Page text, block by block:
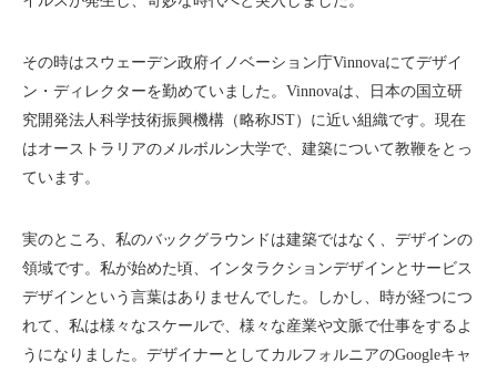
その時はスウェーデン政府イノベーション庁Vinnovaにてデザイ
ン・ディレクターを勤めていました。Vinnovaは、日本の国立研
究開発法人科学技術振興機構（略称JST）に近い組織です。現在
はオーストラリアのメルボルン大学で、建築について教鞭をとっ
ています。
実のところ、私のバックグラウンドは建築ではなく、デザインの
領域です。私が始めた頃、インタラクションデザインとサービス
デザインという言葉はありませんでした。しかし、時が経つにつ
れて、私は様々なスケールで、様々な産業や文脈で仕事をするよ
うになりました。デザイナーとしてカルフォルニアのGoogleキャ